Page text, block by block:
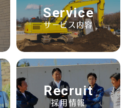
Service
サービス内容
Recruit
採用情報